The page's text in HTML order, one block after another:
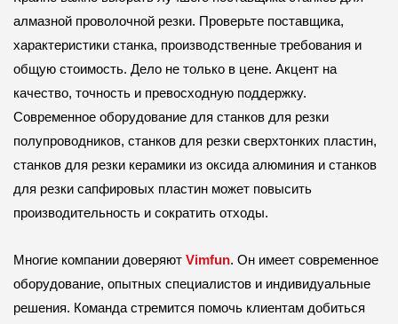
алмазной проволочной резки. Проверьте поставщика,
характеристики станка, производственные требования и
общую стоимость. Дело не только в цене. Акцент на
качество, точность и превосходную поддержку.
Современное оборудование для станков для резки
полупроводников, станков для резки сверхтонких пластин,
станков для резки керамики из оксида алюминия и станков
для резки сапфировых пластин может повысить
производительность и сократить отходы.
Многие компании доверяют Vimfun. Он имеет современное
оборудование, опытных специалистов и индивидуальные
решения. Команда стремится помочь клиентам добиться